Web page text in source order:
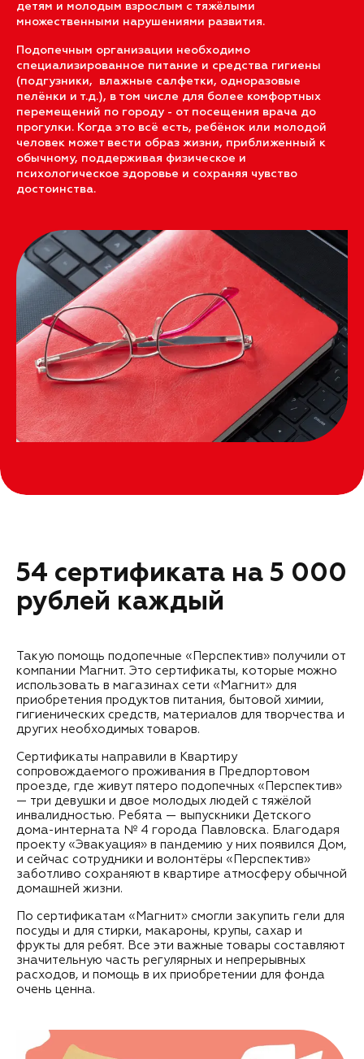
детям и молодым взрослым с тяжёлыми
множественными нарушениями развития.
Подопечным организации необходимо
специализированное питание и средства гигиены
(подгузники, влажные салфетки, одноразовые
пелёнки и т.д.), в том числе для более комфортных
перемещений по городу - от посещения врача до
прогулки. Когда это всё есть, ребёнок или молодой
человек может вести образ жизни, приближенный к
обычному, поддерживая физическое и
психологическое здоровье и сохраняя чувство
достоинства.
54 сертификата на 5 000
рублей каждый
Такую помощь подопечные «Перспектив» получили от
компании Магнит. Это сертификаты, которые можно
использовать в магазинах сети «Магнит» для
приобретения продуктов питания, бытовой химии,
гигиенических средств, материалов для творчества и
других необходимых товаров.
Сертификаты направили в Квартиру
сопровождаемого проживания в Предпортовом
проезде, где живут пятеро подопечных «Перспектив»
— три девушки и двое молодых людей с тяжёлой
инвалидностью. Ребята — выпускники Детского
дома-интерната № 4 города Павловска. Благодаря
проекту «Эвакуация» в пандемию у них появился Дом,
и сейчас сотрудники и волонтёры «Перспектив»
заботливо сохраняют в квартире атмосферу обычной
домашней жизни.
По сертификатам «Магнит» смогли закупить гели для
посуды и для стирки, макароны, крупы, сахар и
фрукты для ребят. Все эти важные товары составляют
значительную часть регулярных и непрерывных
расходов, и помощь в их приобретении для фонда
очень ценна.